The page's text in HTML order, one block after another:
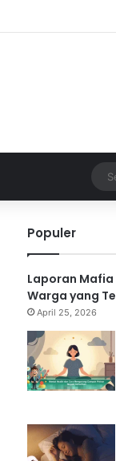
Populer
Laporan Mafia
Warga yang
April 25, 2026